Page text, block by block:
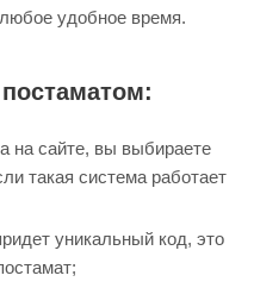
удобное время.
на сайте, вы выбираете
такая система работает
уникальный код, это